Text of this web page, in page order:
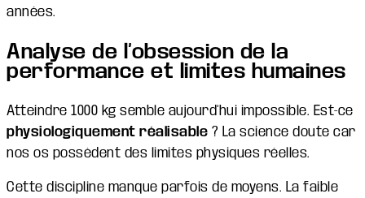
années.
Analyse de l’obsession de la
performance et limites humaines
Atteindre 1000 kg semble aujourd’hui impossible. Est-ce
physiologiquement réalisable ? La science doute car
nos os possèdent des limites physiques réelles.
Cette discipline manque parfois de moyens. La faible